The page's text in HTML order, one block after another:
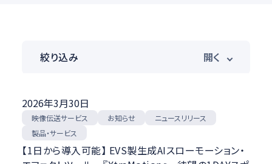
絞り込み
スポーツ映像伝送
ハイスピードカメラ
CAD
講義収録・講義動画配信システム
2026年3月30日
映像伝送サービス お知らせ ニュースリリース
製品・サービス
【1日から導入可能】 EVS製生成AIスローモーション・